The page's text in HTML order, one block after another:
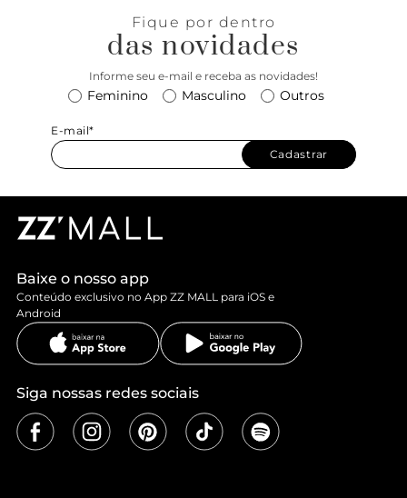
Fique por dentro
das novidades
Informe seu e-mail e receba as novidades!
Feminino Masculino Outros
E-mail*
Cadastrar
Baixe o nosso app
Conteúdo exclusivo no App ZZ MALL para iOS e
Android
Siga nossas redes sociais